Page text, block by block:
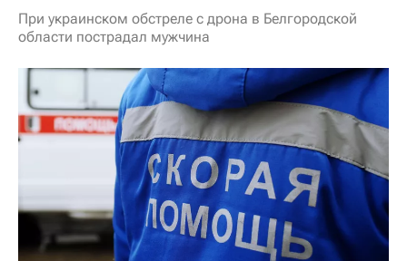
При украинском обстреле с дрона в Белгородской
области пострадал мужчина